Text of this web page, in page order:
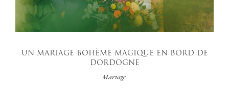
UN MARIAGE BOHÈME MAGIQUE EN BORD DE
DORDOGNE
Mariage